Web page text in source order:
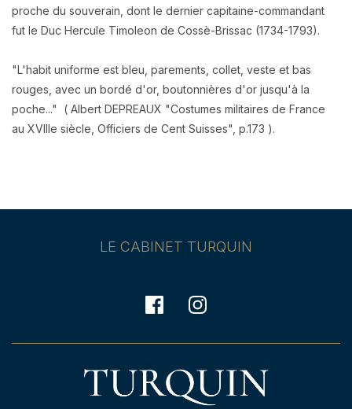
proche du souverain, dont le dernier capitaine-commandant
fut le Duc Hercule Timoleon de Cossè-Brissac (1734-1793).
"L'habit uniforme est bleu, parements, collet, veste et bas
rouges, avec un bordé d'or, boutonnières d'or jusqu'à la
poche..." ( Albert DEPREAUX "Costumes militaires de France
au XVIIIe siècle, Officiers de Cent Suisses", p.173 ).
LE CABINET TURQUIN